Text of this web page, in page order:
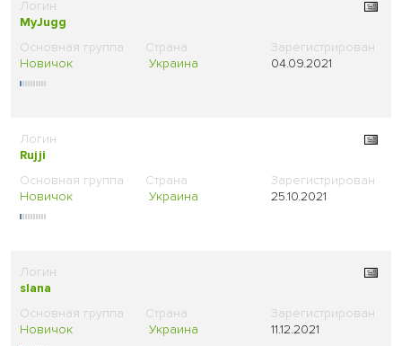
MyJugg
Новичок Украина 04.09.2021
Rujji
Новичок Украина 25.10.2021
slana
Новичок Украина 11.12.2021